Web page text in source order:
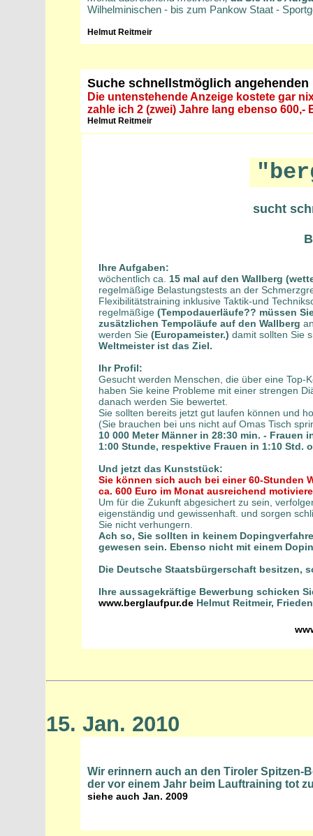
Wilhelminischen - bis zum Pankow Staat -
Helmut Reitmeir
Suche schnellstmöglich
Die untenstehende Anzeige kostete gar
zahle ich 2 (zwei) Jahre lang ebenso
Helmut Reitmeir
sucht
Ihre Aufgaben:
wöchentlich ca.
15 mal auf den Wallberg
regelmäßige Belastungstests an der
Flexibilitätstraining inklusive Taktik-und
regelmäßige (Tempodauerläufe?? müssen
zusätzlichen Tempoläufe auf den Wallberg
werden Sie (Europameister.) damit sollten Sie
Weltmeister ist das Ziel.
Ihr Profil:
Gesucht werden Menschen, die über eine Top-
haben Sie keine Probleme mit einer strengen
danach werden Sie bewertet.
Sie sollten bereits jetzt gut laufen können und
(Sie brauchen bei uns nicht auf Omas Tisch
10 000 Meter Männer in 28:30 min. -
1:00 Stunde, respektive Frauen in 1:10 Std.
Und jetzt das Kunststück:
Sie können sich auch bei einer 60-Stunden
ca. 600 Euro im Monat ausreichend
Um für die Zukunft abgesichert zu sein,
eigenständig und gewissenhaft. und sorgen
Sie nicht verhungern.
Ach so, Sie sollten in keinem
gewesen sein. Ebenso nicht mit einem
Die Deutsche Staatsbürgerschaft besitzen,
Ihre aussagekräftige Bewerbung schicken
www.berglaufpur.de Helmut Reitmeir,
15. Jan. 2010
Wir erinnern auch an den Tiroler Spitzen-
der vor einem Jahr beim Lauftraining tot
siehe auch Jan. 2009